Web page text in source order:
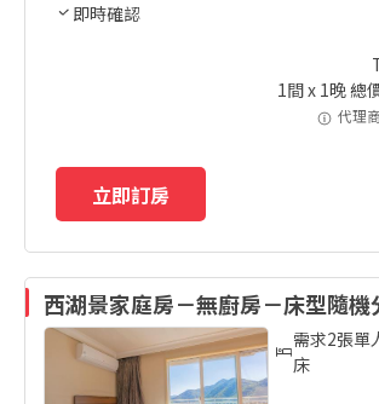
即時確認
1間 x 1晚 總
代理
立即訂房
西湖景家庭房－無廚房－床型隨機
需求2張單
床